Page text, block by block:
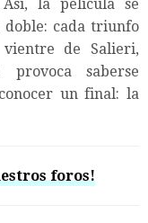
la película se
doble: cada triunfo
de Salieri,
saberse
un final: la
foros!